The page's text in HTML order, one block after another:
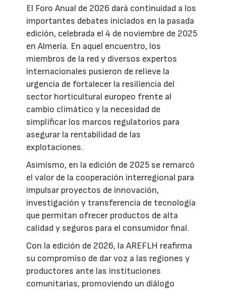
El Foro Anual de 2026 dará continuidad a los
importantes debates iniciados en la pasada
edición, celebrada el 4 de noviembre de 2025
en Almería. En aquel encuentro, los
miembros de la red y diversos expertos
internacionales pusieron de relieve la
urgencia de fortalecer la resiliencia del
sector horticultural europeo frente al
cambio climático y la necesidad de
simplificar los marcos regulatorios para
asegurar la rentabilidad de las
explotaciones.
Asimismo, en la edición de 2025 se remarcó
el valor de la cooperación interregional para
impulsar proyectos de innovación,
investigación y transferencia de tecnología
que permitan ofrecer productos de alta
calidad y seguros para el consumidor final.
Con la edición de 2026, la AREFLH reafirma
su compromiso de dar voz a las regiones y
productores ante las instituciones
comunitarias, promoviendo un diálogo